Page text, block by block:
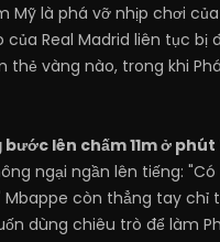
Mỹ là phá vỡ nhịp chơi
của Real Madrid liên tục
vàng nào, trong khi
lên chấm 11m ở phút
ngại ngần lên tiếng:
còn thẳng tay
dùng chiêu trò để làm